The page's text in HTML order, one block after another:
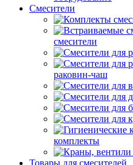
Смесители
смесители
раковин-чаш
комплекты
Товары для смесителей